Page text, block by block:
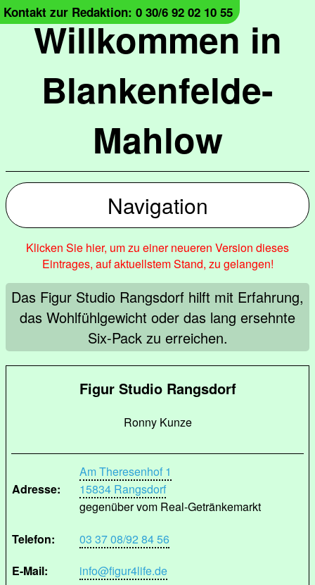
Willkommen in
Blankenfelde-
Mahlow
Kontakt zur Redaktion: 0 30/6 92 02 10 55
Navigation
Klicken Sie hier, um zu einer neueren Version dieses
Eintrages, auf aktuellstem Stand, zu gelangen!
Das Figur Studio Rangsdorf hilft mit Erfahrung,
das Wohlfühlgewicht oder das lang ersehnte
Six-Pack zu erreichen.
Figur Studio Rangsdorf
Ronny Kunze
Adresse:
Am Theresenhof 1
15834 Rangsdorf
gegenüber vom Real-Getränkemarkt
Telefon:
03 37 08/92 84 56
E-Mail:
info@figur4life.de